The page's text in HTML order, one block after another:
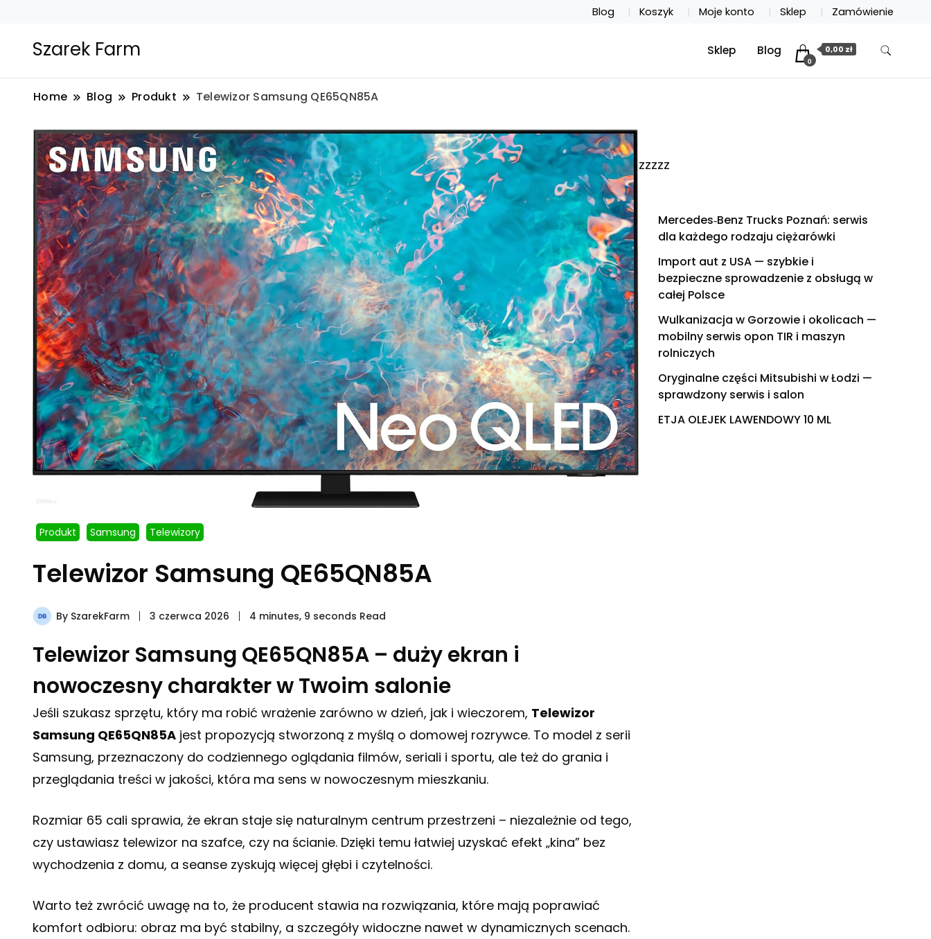
Blog Koszyk Moje konto Sklep Zamówienie
Szarek Farm Sklep Blog
0
0,00 zł
Home Blog Produkt Telewizor Samsung QE65QN85A
Produkt Samsung Telewizory
Telewizor Samsung QE65QN85A
By SzarekFarm 3 czerwca 2026 4 minutes, 9 seconds Read
Telewizor Samsung QE65QN85A – duży ekran i
nowoczesny charakter w Twoim salonie
Jeśli szukasz sprzętu, który ma robić wrażenie zarówno w dzień, jak i wieczorem, Telewizor
Samsung QE65QN85A jest propozycją stworzoną z myślą o domowej rozrywce. To model z serii
Samsung, przeznaczony do codziennego oglądania filmów, seriali i sportu, ale też do grania i
przeglądania treści w jakości, która ma sens w nowoczesnym mieszkaniu.
Rozmiar 65 cali sprawia, że ekran staje się naturalnym centrum przestrzeni – niezależnie od tego,
czy ustawiasz telewizor na szafce, czy na ścianie. Dzięki temu łatwiej uzyskać efekt „kina” bez
wychodzenia z domu, a seanse zyskują więcej głębi i czytelności.
Warto też zwrócić uwagę na to, że producent stawia na rozwiązania, które mają poprawiać
komfort odbioru: obraz ma być stabilny, a szczegóły widoczne nawet w dynamicznych scenach.
zzzzz
Mercedes‑Benz Trucks Poznań: serwis
dla każdego rodzaju ciężarówki
Import aut z USA — szybkie i
bezpieczne sprowadzenie z obsługą w
całej Polsce
Wulkanizacja w Gorzowie i okolicach —
mobilny serwis opon TIR i maszyn
rolniczych
Oryginalne części Mitsubishi w Łodzi —
sprawdzony serwis i salon
ETJA OLEJEK LAWENDOWY 10 ML